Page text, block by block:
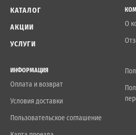
КАТАЛОГ
АКЦИИ
УСЛУГИ
О
ИНФОРМАЦИЯ
Оплата и возврат
Условия доставки
Пользовательское соглашение